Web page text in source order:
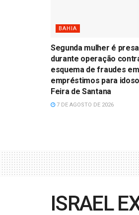
BAHIA
Segunda mulher é presa
durante operação
esquema de fraudes em
empréstimos para
Feira de Santana
7 DE AGOSTO DE 2026
ISRAEL